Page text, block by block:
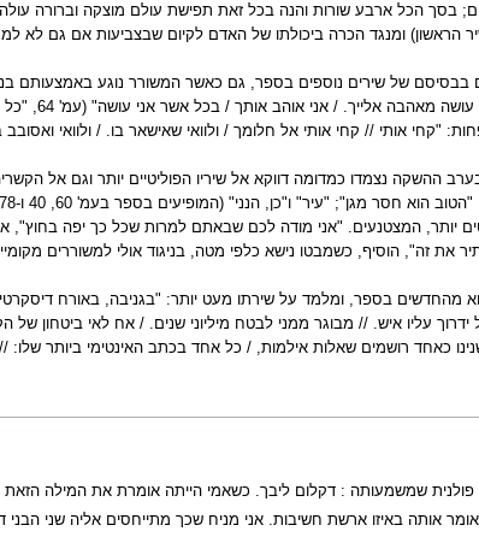
(עמ' 19). שני שירים; בסך הכל ארבע שורות והנה בכל זאת תפישת עולם מוצקה וברורה
ומנגד הכרה ביכולתו של האדם לקיום שבצביעות אם גם לא
בבסיסם של שירים נוספים בספר, גם כאשר המשורר נוגע באמצעותם
האהבה הרומנטית לאשה: "לא
"קחי אותי // קחי אותי אל חלומך / ולוואי שאישאר בו. / ולוואי
ההשקה נצמדו כמדומה דווקא אל שיריו הפוליטיים יותר וגם אל
יותר, המצטנעים. "אני מודה לכם שבאתם למרות שכל כך יפה בחוץ",
את זה", הוסיף, כשמבטו נישא כלפי מטה, בניגוד אולי למשוררים
מהחדשים בספר, ומלמד על שירתו מעט יותר: "בגניבה, באורח
עליו איש. // מבוגר ממני לבטח מיליוני שנים. / אח לאי ביטחון של
כאחד רושמים שאלות אילמות, / כל אחד בכתב האינטימי ביותר
פולנית שמשמעותה : דקלום ליבך. כשאמי הייתה אומרת את המילה הזאת
אותה באיזו ארשת חשיבות. אני מניח שכך מתייחסים אליה שני הבני